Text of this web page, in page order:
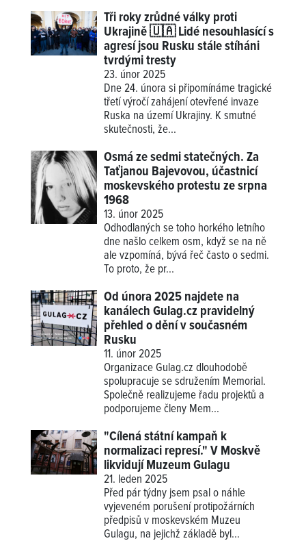
Tři roky zrůdné války proti
Ukrajině 🇺🇦 Lidé nesouhlasící s
agresí jsou Rusku stále stíháni
tvrdými tresty
23. únor 2025
Dne 24. února si připomínáme tragické
třetí výročí zahájení otevřené invaze
Ruska na území Ukrajiny. K smutné
skutečnosti, že...
Osmá ze sedmi statečných. Za
Taťjanou Bajevovou, účastnicí
moskevského protestu ze srpna
1968
13. únor 2025
Odhodlaných se toho horkého letního
dne našlo celkem osm, když se na ně
ale vzpomíná, bývá řeč často o sedmi.
To proto, že pr...
Od února 2025 najdete na
kanálech Gulag.cz pravidelný
přehled o dění v současném
Rusku
11. únor 2025
Organizace Gulag.cz dlouhodobě
spolupracuje se sdružením Memorial.
Společně realizujeme řadu projektů a
podporujeme členy Mem...
"Cílená státní kampaň k
normalizaci represí." V Moskvě
likvidují Muzeum Gulagu
21. leden 2025
Před pár týdny jsem psal o náhle
vyjeveném porušení protipožárních
předpisů v moskevském Muzeu
Gulagu, na jejichž základě byl...